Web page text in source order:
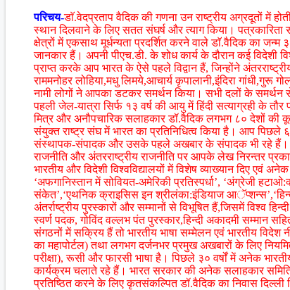
परिचय-डाॅ.वेदप्रताप वैदिक की गणना उन राष्ट्रीय अग्रदूतों में
स्थान दिलवाने के लिए सतत संघर्ष और त्याग किया। पत्रकारिता
क्षेत्रों में एकसाथ मूर्धन्यता प्रदर्शित करने वाले डाॅ.वैदिक का
जानकार हैं। अपनी पीएच.डी. के शोध कार्य के दौरान कई विदेशी
प्राप्त करके आप भारत के ऐसे पहले विद्वान हैं, जिन्होंने
राममनोहर लोहिया,मधु लिमये,आचार्य कृपालानी,इंदिरा
नामी लोगों ने आपका डटकर समर्थन किया। सभी दलों के समर्थन
पहली जेल-यात्रा सिर्फ १३ वर्ष की आयु में हिंदी सत्याग्रही के
मित्र और अनौपचारिक सलाहकार डॉ.वैदिक लगभग ८० देशों
संयुक्त राष्ट्र संघ में भारत का प्रतिनिधित्व किया है। आप
संस्थापक-संपादक और उसके पहले अखबार के संपादक भी रहे हैं।
राजनीति और अंतरराष्ट्रीय राजनीति पर आपके लेख निरन्तर
भारतीय और विदेशी विश्वविद्यालयों में विशेष व्याख्यान दिए एवं
‘अफगानिस्तान में सोवियत-अमेरिकी प्रतिस्पर्धा’, ‘अंग्रेजी
संकेत’,‘एथनिक क्राइसिस इन श्रीलंका:इंडियाज
अंतर्राष्ट्रीय पुरस्कारों और सम्मानों से विभूषित हैं,जिसमें विश्व
स्वर्ण पदक, गोविंद वल्लभ पंत पुरस्कार,हिन्दी अकादमी सम्मान
संगठनों में सक्रिय हैं तो भारतीय भाषा सम्मेलन एवं भारतीय
का महापोर्टल) तथा लगभग दर्जनभर प्रमुख अखबारों के लिए
परीक्षा), रूसी और फारसी भाषा है। पिछले ३० वर्षों में अनेक
कार्यक्रम चलाते रहे हैं। भारत सरकार की अनेक सलाहकार
प्रतिष्ठित करने के लिए कृतसंकल्पित डॉ.वैदिक का निवास दिल्ली